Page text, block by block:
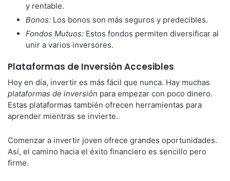
y rentable.
Bonos: Los bonos son más seguros y predecibles.
Fondos Mutuos: Estos fondos permiten diversificar al
unir a varios inversores.
Plataformas de Inversión Accesibles
Hoy en día, invertir es más fácil que nunca. Hay muchas
plataformas de inversión para empezar con poco dinero.
Estas plataformas también ofrecen herramientas para
aprender mientras se invierte.
Comenzar a invertir joven ofrece grandes oportunidades.
Así, el camino hacia el éxito financiero es sencillo pero
firme.